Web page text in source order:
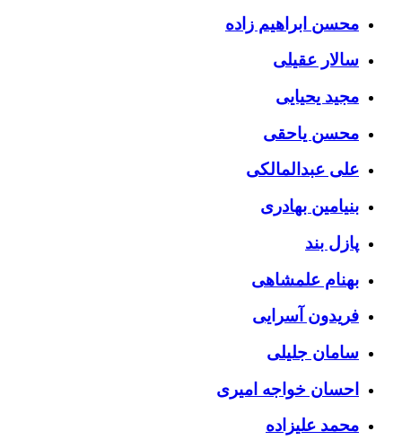
محسن ابراهیم زاده
سالار عقیلی
مجید یحیایی
محسن یاحقی
علی عبدالمالکی
بنیامین بهادری
پازل بند
بهنام علمشاهی
فریدون آسرایی
سامان جلیلی
احسان خواجه امیری
محمد علیزاده